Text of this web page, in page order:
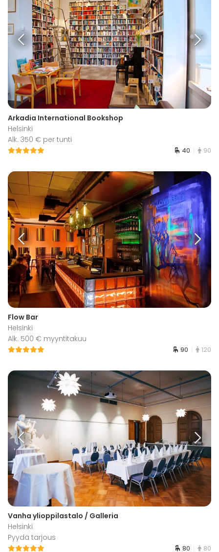
Arkadia International Bookshop
Helsinki
Alk. 350 € per tunti
40 90
Flow Bar
Helsinki
Alk. 500 € myyntitakuu
90 120
Vanha ylioppilastalo / Galleria
Helsinki
Pyydä tarjous
80 80